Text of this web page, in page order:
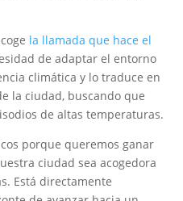
la llamada que hace el
de adaptar el entorno
climática y lo traduce en
la ciudad, buscando que
de altas temperaturas.
porque queremos ganar
ciudad sea acogedora
Está directamente